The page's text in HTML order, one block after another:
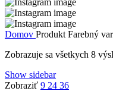
Domov Produkt Farebný
Zobrazuje sa všetkych 8
Show sidebar
Zobraziť 9 24 36